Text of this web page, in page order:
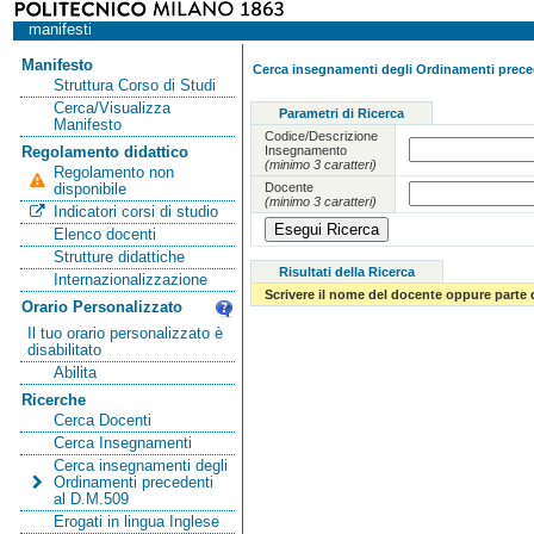
manifesti
Manifesto
Struttura Corso di Studi
Cerca/Visualizza
Manifesto
Regolamento didattico
Regolamento non
disponibile
Indicatori corsi di studio
Elenco docenti
Strutture didattiche
Internazionalizzazione
Orario Personalizzato
Il tuo orario personalizzato è
disabilitato
Abilita
Ricerche
Cerca Docenti
Cerca Insegnamenti
Cerca insegnamenti degli
Ordinamenti precedenti
al D.M.509
Erogati in lingua Inglese
Cerca insegnamenti degli Ordinamenti
Parametri di Ricerca
Codice/Descrizione
Insegnamento
(minimo 3 caratteri)
Docente
(minimo 3 caratteri)
Risultati della Ricerca
Scrivere il nome del docente oppure